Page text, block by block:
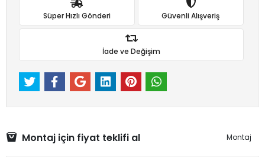
Süper Hızlı Gönderi Güvenli Alışveriş
İade ve Değişim
Montaj için fiyat teklifi al Montaj